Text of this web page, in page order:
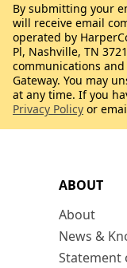
ABOUT
About
News &
Statement
By submitting your
will receive email
operated by
Pl, Nashville, TN
communications
Gateway. You may
at any time. If you
Privacy Policy or